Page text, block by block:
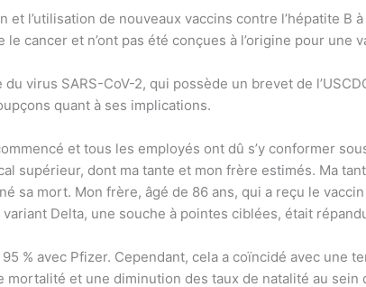
et l’utilisation de nouveaux vaccins contre l’hépatite B
cancer et n’ont pas été conçues à l’origine pour une
virus SARS-CoV-2, qui possède un brevet de
quant à ses implications.
et tous les employés ont dû s’y conformer
supérieur, dont ma tante et mon frère estimés. Ma
sa mort. Mon frère, âgé de 86 ans, qui a reçu le
Delta, une souche à pointes ciblées, était
% avec Pfizer. Cependant, cela a coïncidé avec une
et une diminution des taux de natalité au sein